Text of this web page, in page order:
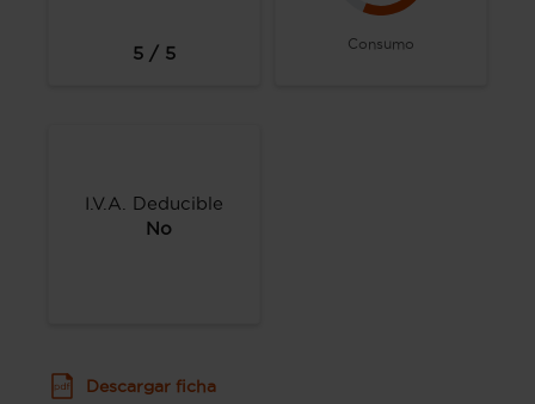
5 / 5 Consumo
I.V.A. Deducible
No
Descargar ficha